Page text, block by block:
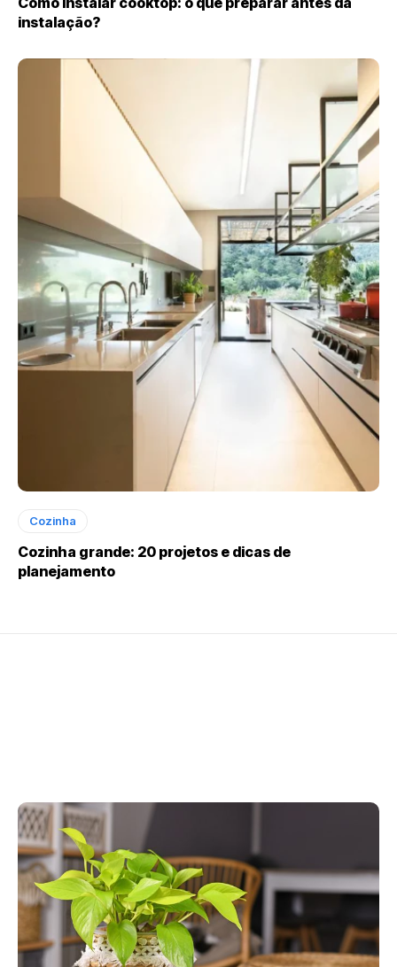
instalação?
Cozinha
Cozinha grande: 20 projetos e dicas de
planejamento